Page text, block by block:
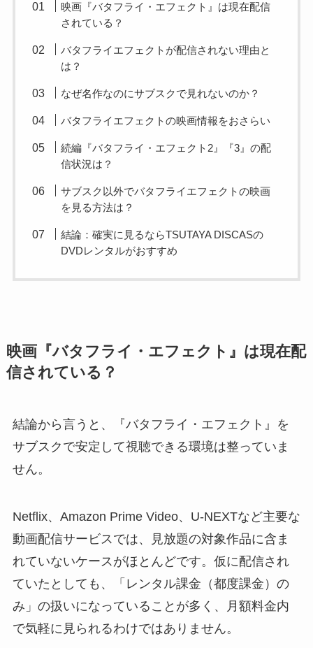
映画『バタフライ・エフェクト』は現在配信
されている？
バタフライエフェクトが配信されない理由と
は？
なぜ名作なのにサブスクで見れないのか？
バタフライエフェクトの映画情報をおさらい
続編『バタフライ・エフェクト2』『3』の配
信状況は？
サブスク以外でバタフライエフェクトの映画
を見る方法は？
結論：確実に見るならTSUTAYA DISCASの
DVDレンタルがおすすめ
映画『バタフライ・エフェクト』は現在配
信されている？
結論から言うと、『バタフライ・エフェクト』を
サブスクで安定して視聴できる環境は整っていま
せん。
Netflix、Amazon Prime Video、U-NEXTなど主要な
動画配信サービスでは、見放題の対象作品に含ま
れていないケースがほとんどです。仮に配信され
ていたとしても、「レンタル課金（都度課金）の
み」の扱いになっていることが多く、月額料金内
で気軽に見られるわけではありません。